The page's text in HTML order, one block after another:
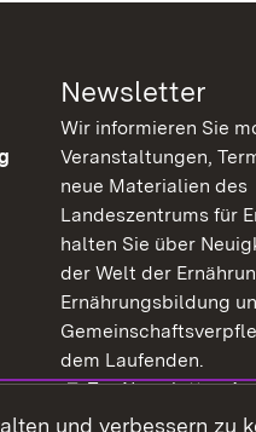
Fenster)
in neuem Fenster)
Newsletter
Wir informieren Sie
Veranstaltungen,
neue Materialien des
Landeszentrums für
halten Sie über
der Welt der
Ernährungsbildung
dem Laufenden.
Extern:
Zur Newsletter-
Newsletter-Archiv
und verbessern zu